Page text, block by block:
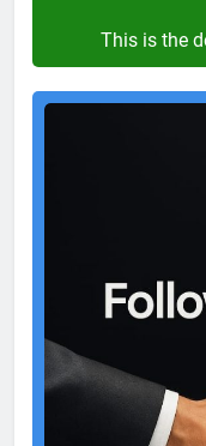
This is the